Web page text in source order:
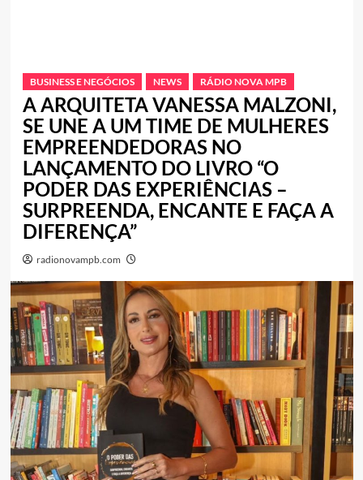
BUSINESS E NEGÓCIOS NEWS RÁDIO NOVA MPB
A ARQUITETA VANESSA MALZONI,
SE UNE A UM TIME DE MULHERES
EMPREENDEDORAS NO
LANÇAMENTO DO LIVRO “O
PODER DAS EXPERIÊNCIAS –
SURPREENDA, ENCANTE E FAÇA A
DIFERENÇA”
radionovampb.com